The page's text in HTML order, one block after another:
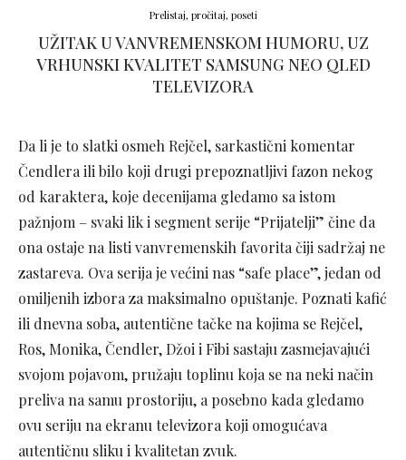
Prelistaj, pročitaj, poseti
UŽITAK U VANVREMENSKOM HUMORU, UZ
VRHUNSKI KVALITET SAMSUNG NEO QLED
TELEVIZORA
Da li je to slatki osmeh Rejčel, sarkastični komentar
Čendlera ili bilo koji drugi prepoznatljivi fazon nekog
od karaktera, koje decenijama gledamo sa istom
pažnjom – svaki lik i segment serije “Prijatelji” čine da
ona ostaje na listi vanvremenskih favorita čiji sadržaj ne
zastareva. Ova serija je većini nas “safe place”, jedan od
omiljenih izbora za maksimalno opuštanje. Poznati kafić
ili dnevna soba, autentične tačke na kojima se Rejčel,
Ros, Monika, Čendler, Džoi i Fibi sastaju zasmejavajući
svojom pojavom, pružaju toplinu koja se na neki način
preliva na samu prostoriju, a posebno kada gledamo
ovu seriju na ekranu televizora koji omogućava
autentičnu sliku i kvalitetan zvuk.